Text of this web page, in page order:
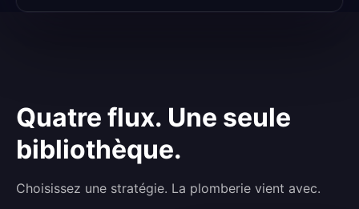
Quatre flux. Une seule
bibliothèque.
Choisissez une stratégie. La plomberie vient avec.